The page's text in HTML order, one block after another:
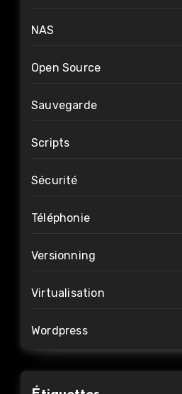
NAS
Open Source
Sauvegarde
Scripts
Sécurité
Téléphonie
Versionning
Virtualisation
Wordpress